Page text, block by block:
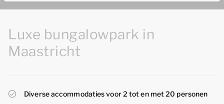
Luxe bungalowpark in
Maastricht
Diverse accommodaties voor 2 tot en met 20 personen